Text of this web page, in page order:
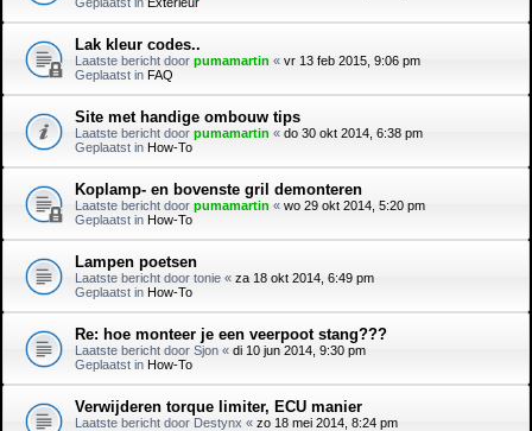
Lak kleur codes..
Laatste bericht door pumamartin « vr 13 feb 2015, 9:06 pm
Geplaatst in FAQ
Site met handige ombouw tips
Laatste bericht door pumamartin « do 30 okt 2014, 6:38 pm
Geplaatst in How-To
Koplamp- en bovenste gril demonteren
Laatste bericht door pumamartin « wo 29 okt 2014, 5:20 pm
Geplaatst in How-To
Lampen poetsen
Laatste bericht door tonie « za 18 okt 2014, 6:49 pm
Geplaatst in How-To
Re: hoe monteer je een veerpoot stang???
Laatste bericht door Sjon « di 10 jun 2014, 9:30 pm
Geplaatst in How-To
Verwijderen torque limiter, ECU manier
Laatste bericht door Destynx « zo 18 mei 2014, 8:24 pm